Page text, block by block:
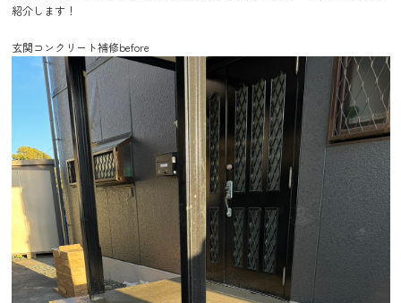
紹介します！
玄関コンクリート補修before